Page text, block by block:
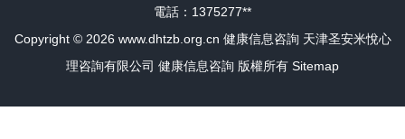
的開發局限生物毒
電話：1375277**
Copyright © 2026 www.dhtzb.org.cn 健康信息咨詢 天津圣安米悅心
理咨詢有限公司 健康信息咨詢 版權所有 Sitemap